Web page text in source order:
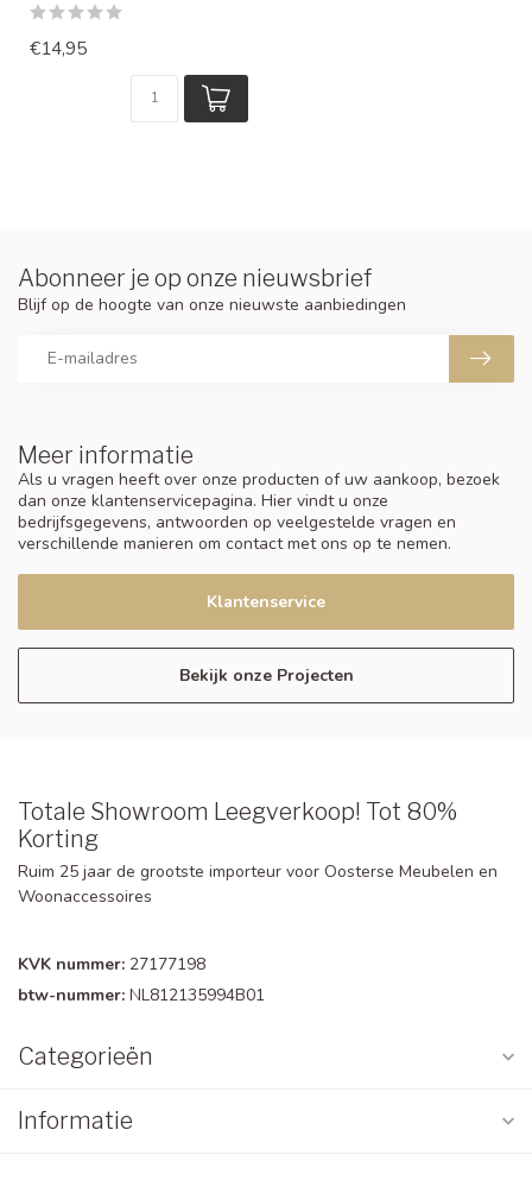
€14,95
Meer informatie
Als u vragen heeft over onze producten of uw aankoop, bezoek
dan onze klantenservicepagina. Hier vindt u onze
bedrijfsgegevens, antwoorden op veelgestelde vragen en
verschillende manieren om contact met ons op te nemen.
Klantenservice
Bekijk onze Projecten
Abonneer je op onze nieuwsbrief
Blijf op de hoogte van onze nieuwste aanbiedingen
Totale Showroom Leegverkoop! Tot 80%
Korting
Ruim 25 jaar de grootste importeur voor Oosterse Meubelen en
Woonaccessoires
KVK nummer: 27177198
btw-nummer: NL812135994B01
Categorieën
Informatie